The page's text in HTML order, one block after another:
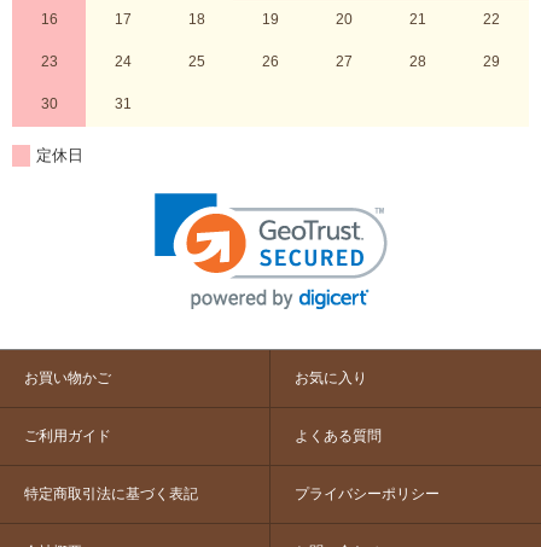
16 17 18 19 20 21 22
23 24 25 26 27 28 29
30 31
定休日
お買い物かご お気に入り
ご利用ガイド よくある質問
特定商取引法に基づく表記 プライバシーポリシー